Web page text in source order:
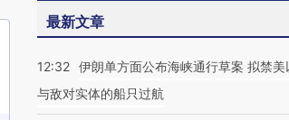
最新文章
12:32 伊朗单方面公布海峡通行草案 拟禁美
与敌对实体的船只过航